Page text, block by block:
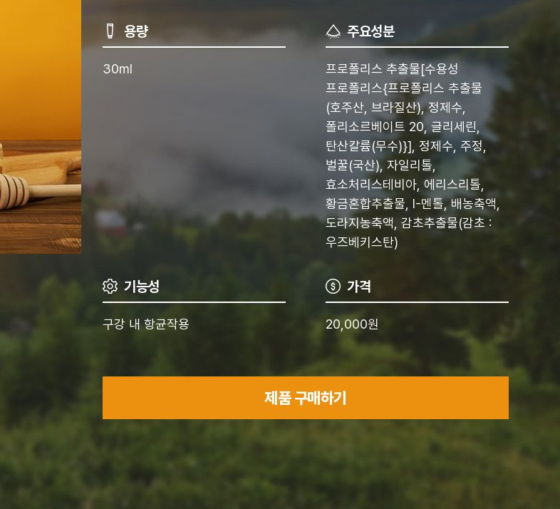
용량
30ml
주요성분
프로폴리스 추출물[수용성
프로폴리스{프로폴리스 추출물
(호주산, 브라질산), 정제수,
폴리소르베이트 20, 글리세린,
탄산칼륨(무수)}], 정제수, 주정,
벌꿀(국산), 자일리톨,
효소처리스테비아, 에리스리톨,
황금혼합추출물, I-멘톨, 배농축액,
도라지농축액, 감초추출물(감초 :
우즈베키스탄)
기능성
구강 내 항균작용
가격
20,000원
제품 구매하기